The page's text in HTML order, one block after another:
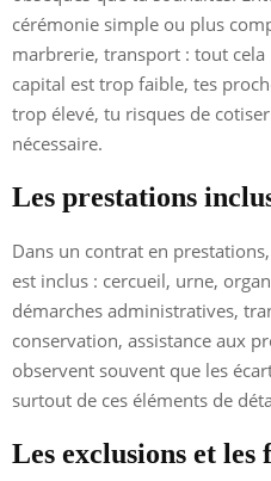
cérémonie simple ou plus
marbrerie, transport : tout cela
capital est trop faible, tes
trop élevé, tu risques de
nécessaire.
Les prestations
Dans un contrat en
est inclus : cercueil, urne,
démarches administratives,
conservation, assistance aux
observent souvent que les
surtout de ces éléments de
Les exclusions et les